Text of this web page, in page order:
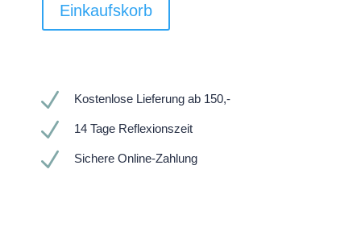
Einkaufskorb
N Kostenlose Lieferung ab 150,-
N 14 Tage Reflexionszeit
N Sichere Online-Zahlung